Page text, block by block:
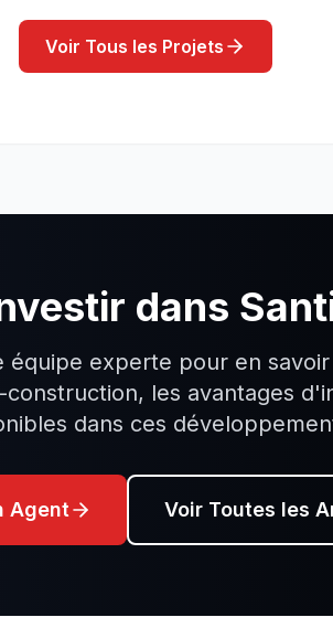
Voir Tous les Projets
dans
équipe experte pour en
les avantages
dans ces
Agent Voir Toutes les